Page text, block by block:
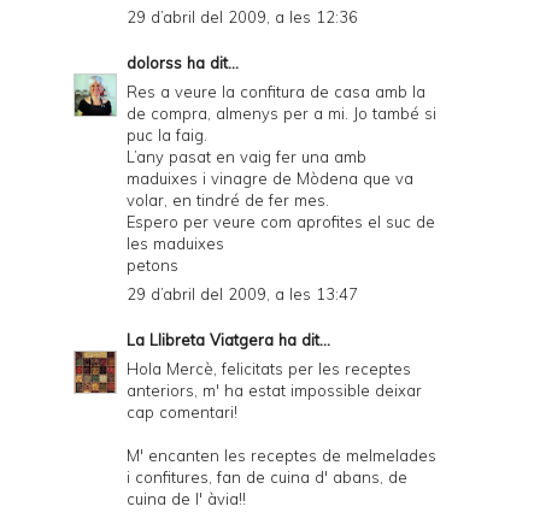
29 d’abril del 2009, a les 12:36
dolorss ha dit...
Res a veure la confitura de casa amb la
de compra, almenys per a mi. Jo també si
puc la faig.
L’any pasat en vaig fer una amb
maduixes i vinagre de Mòdena que va
volar, en tindré de fer mes.
Espero per veure com aprofites el suc de
les maduixes
petons
29 d’abril del 2009, a les 13:47
La Llibreta Viatgera ha dit...
Hola Mercè, felicitats per les receptes
anteriors, m' ha estat impossible deixar
cap comentari!
M' encanten les receptes de melmelades
i confitures, fan de cuina d' abans, de
cuina de l' àvia!!